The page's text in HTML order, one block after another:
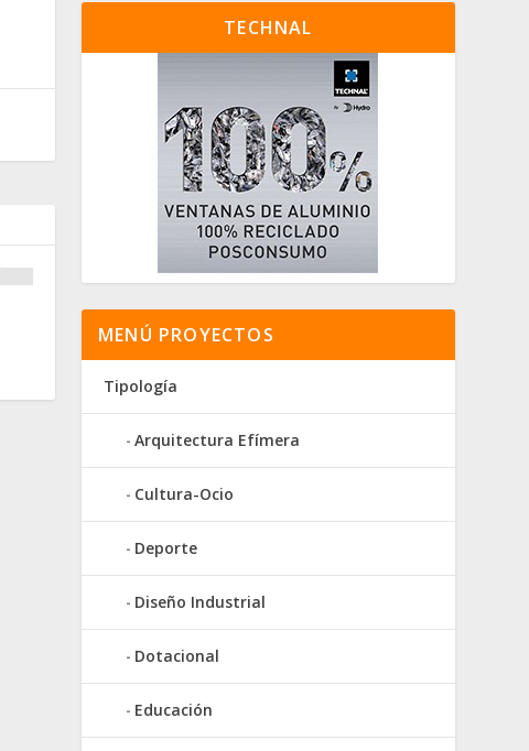
TECHNAL
MENÚ PROYECTOS
Tipología
Arquitectura Efímera
Cultura-Ocio
Deporte
Diseño Industrial
Dotacional
Educación